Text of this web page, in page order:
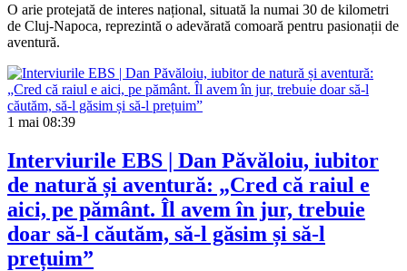
O arie protejată de interes național, situată la numai 30 de kilometri
de Cluj-Napoca, reprezintă o adevărată comoară pentru pasionații de
aventură.
1 mai 08:39
Interviurile EBS | Dan Păvăloiu, iubitor
de natură și aventură: „Cred că raiul e
aici, pe pământ. Îl avem în jur, trebuie
doar să-l căutăm, să-l găsim și să-l
prețuim”